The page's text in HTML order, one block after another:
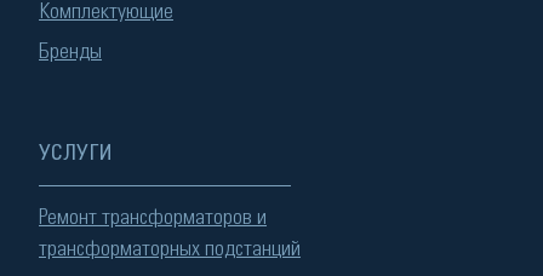
Комплектующие
Бренды
УСЛУГИ
Ремонт трансформаторов и
трансформаторных подстанций